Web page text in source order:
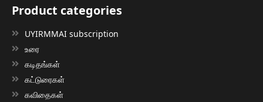
Product categories
UYIRMMAI subscription
உரை
கடிதங்கள்
கட்டுரைகள்
கவிதைகள்